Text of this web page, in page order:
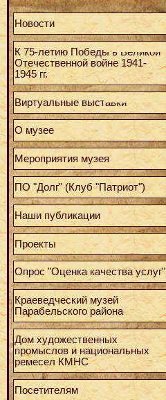
Новости
К 75-летию Победы в Великой
Отечественной войне 1941-
1945 гг.
Виртуальные выставки
О музее
Мероприятия музея
ПО "Долг" (Клуб "Патриот")
Наши публикации
Проекты
Опрос "Оценка качества услуг"
Краеведческий музей
Парабельского района
Дом художественных
промыслов и национальных
ремесел КМНС
Посетителям